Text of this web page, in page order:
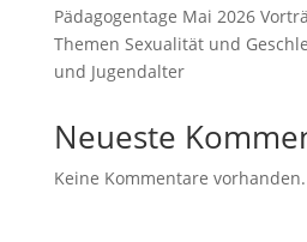
Pädagogentage Mai 2026
Themen Sexualität und
und Jugendalter
Neueste
Keine Kommentare vorhanden.